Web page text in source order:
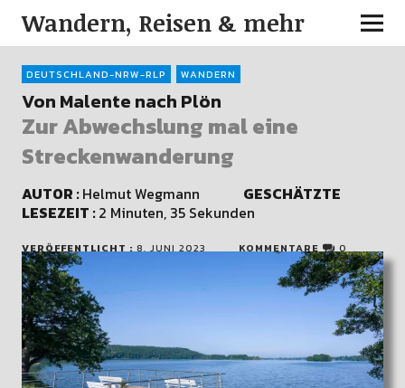
Wandern, Reisen & mehr
DEUTSCHLAND-NRW-RLP WANDERN
Von Malente nach Plön
Zur Abwechslung mal eine
Streckenwanderung
AUTOR :Helmut Wegmann GESCHÄTZTE
LESEZEIT :2 Minuten, 35 Sekunden
VERÖFFENTLICHT : 8. JUNI 2023 KOMMENTARE 0